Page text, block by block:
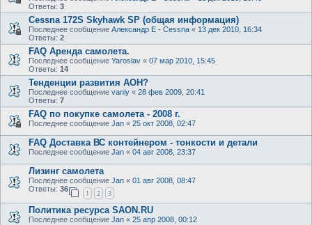
Ответы: 3
Cessna 172S Skyhawk SP (общая информация)
Последнее сообщение Александр E - Cessna « 13 дек 2010, 16:34
Ответы: 2
FAQ Аренда самолета.
Последнее сообщение Yaroslav « 07 мар 2010, 15:45
Ответы: 14
Тенденции развития АОН?
Последнее сообщение vaniy « 28 фев 2009, 20:41
Ответы: 7
FAQ по покупке самолета - 2008 г.
Последнее сообщение Jan « 25 окт 2008, 02:47
FAQ Доставка ВС контейнером - тонкости и детали
Последнее сообщение Jan « 04 авг 2008, 23:37
Лизинг самолета
Последнее сообщение Jan « 01 авг 2008, 08:47
Ответы: 36
1 2 3
Политика ресурса SAON.RU
Последнее сообщение Jan « 25 апр 2008, 00:12